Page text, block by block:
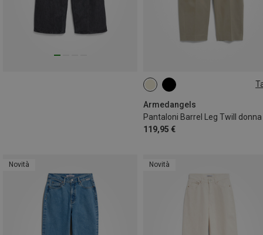
Armedangels
Pantaloni Barrel Leg Twill donna
119,95 €
XS S
Novità Novità